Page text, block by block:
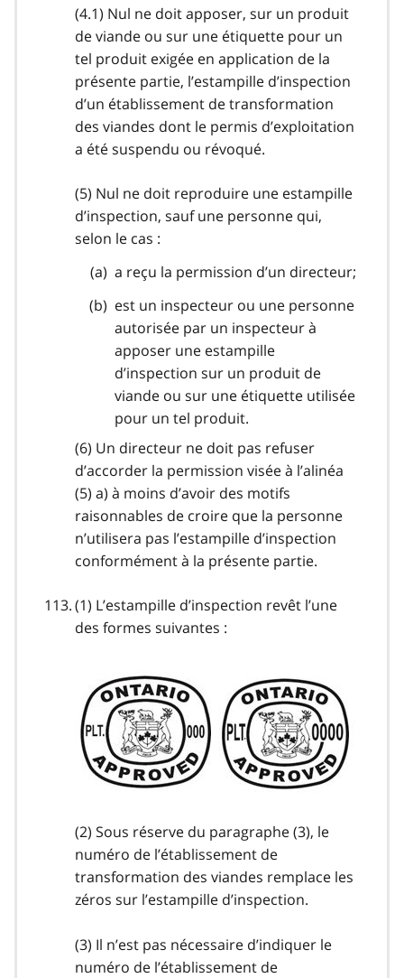
(4.1) Nul ne doit apposer, sur un produit
de viande ou sur une étiquette pour un
tel produit exigée en application de la
présente partie, l’estampille d’inspection
d’un établissement de transformation
des viandes dont le permis d’exploitation
a été suspendu ou révoqué.
(5) Nul ne doit reproduire une estampille
d’inspection, sauf une personne qui,
selon le cas :
a reçu la permission d’un directeur;
est un inspecteur ou une personne
autorisée par un inspecteur à
apposer une estampille
d’inspection sur un produit de
viande ou sur une étiquette utilisée
pour un tel produit.
(6) Un directeur ne doit pas refuser
d’accorder la permission visée à l’alinéa
(5) a) à moins d’avoir des motifs
raisonnables de croire que la personne
n’utilisera pas l’estampille d’inspection
conformément à la présente partie.
(1) L’estampille d’inspection revêt l’une
des formes suivantes :
(2) Sous réserve du paragraphe (3), le
numéro de l’établissement de
transformation des viandes remplace les
zéros sur l’estampille d’inspection.
(3) Il n’est pas nécessaire d’indiquer le
numéro de l’établissement de